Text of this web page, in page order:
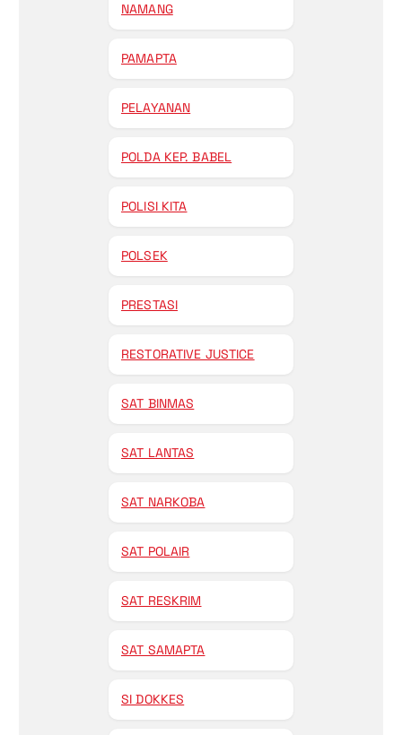
NAMANG
PAMAPTA
PELAYANAN
POLDA KEP. BABEL
POLISI KITA
POLSEK
PRESTASI
RESTORATIVE JUSTICE
SAT BINMAS
SAT LANTAS
SAT NARKOBA
SAT POLAIR
SAT RESKRIM
SAT SAMAPTA
SI DOKKES